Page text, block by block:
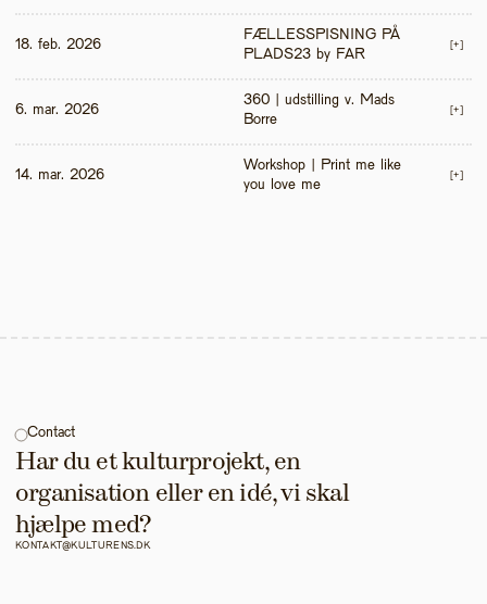
18. feb. 2026
FÆLLESSPISNING PÅ
PLADS23 by FAR
[+]
6. mar. 2026
360 | udstilling v. Mads
Borre
[+]
14. mar. 2026
Workshop | Print me like
you love me
[+]
Contact
Har du et kulturprojekt, en
organisation eller en idé, vi skal
hjælpe med?
KONTAKT@KULTURENS.DK